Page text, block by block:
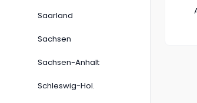
Saarland
Sachsen
Sachsen-Anhalt
Schleswig-Hol.